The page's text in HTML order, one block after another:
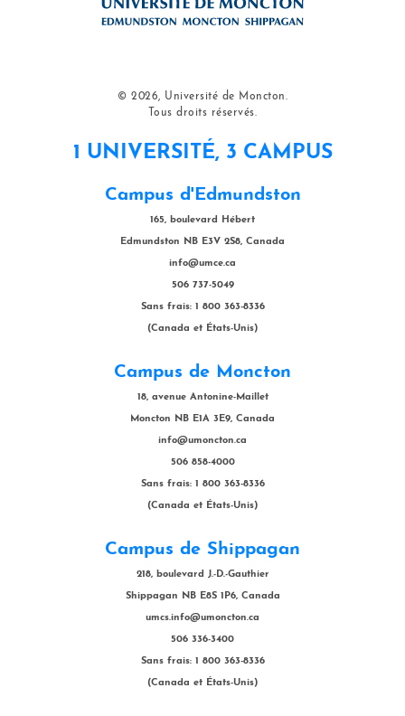
© 2026, Université de Moncton.
Tous droits réservés.
1 UNIVERSITÉ, 3 CAMPUS
Campus d'Edmundston
165, boulevard Hébert
Edmundston NB E3V 2S8, Canada
info@umce.ca
506 737-5049
Sans frais: 1 800 363-8336
(Canada et États-Unis)
Campus de Moncton
18, avenue Antonine-Maillet
Moncton NB E1A 3E9, Canada
info@umoncton.ca
506 858-4000
Sans frais: 1 800 363-8336
(Canada et États-Unis)
Campus de Shippagan
218, boulevard J.-D.-Gauthier
Shippagan NB E8S 1P6, Canada
umcs.info@umoncton.ca
506 336-3400
Sans frais: 1 800 363-8336
(Canada et États-Unis)